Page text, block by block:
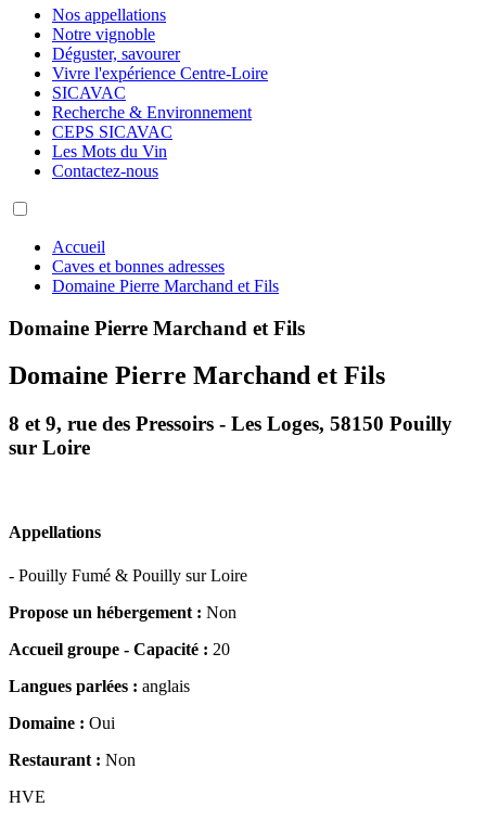
Nos appellations
Notre vignoble
Déguster, savourer
Vivre l'expérience Centre-Loire
SICAVAC
Recherche & Environnement
CEPS SICAVAC
Les Mots du Vin
Contactez-nous
Accueil
Caves et bonnes adresses
Domaine Pierre Marchand et Fils
Domaine Pierre Marchand et Fils
Domaine Pierre Marchand et Fils
8 et 9, rue des Pressoirs - Les Loges, 58150 Pouilly
sur Loire
Appellations
- Pouilly Fumé & Pouilly sur Loire
Propose un hébergement : Non
Accueil groupe - Capacité : 20
Langues parlées : anglais
Domaine : Oui
Restaurant : Non
HVE